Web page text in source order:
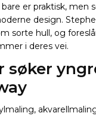
er praktisk, men
design.
sorte hull, og
i deres vei.
søker